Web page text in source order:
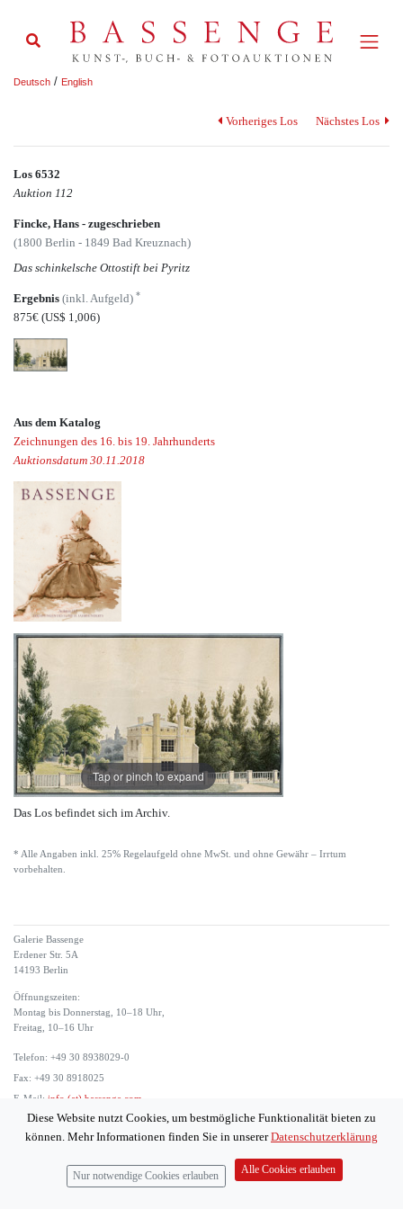
Deutsch / English
Vorheriges Los Nächstes Los
Los 6532
Auktion 112
Fincke, Hans - zugeschrieben
(1800 Berlin - 1849 Bad Kreuznach)
Das schinkelsche Ottostift bei Pyritz
Ergebnis (inkl. Aufgeld) *
875€ (US$ 1,006)
Aus dem Katalog
Zeichnungen des 16. bis 19. Jahrhunderts
Auktionsdatum 30.11.2018
Tap or pinch to expand
Das Los befindet sich im Archiv.
* Alle Angaben inkl. 25% Regelaufgeld ohne MwSt. und ohne Gewähr – Irrtum
vorbehalten.
Galerie Bassenge
Erdener Str. 5A
14193 Berlin
Öffnungszeiten:
Montag bis Donnerstag, 10–18 Uhr,
Freitag, 10–16 Uhr
Telefon: +49 30 8938029-0
Fax: +49 30 8918025
E-Mail: info (at) bassenge.com
Diese Website nutzt Cookies, um bestmögliche Funktionalität bieten zu
können. Mehr Informationen finden Sie in unsererDatenschutzerklärung
Nur notwendige Cookies erlauben
Alle Cookies erlauben